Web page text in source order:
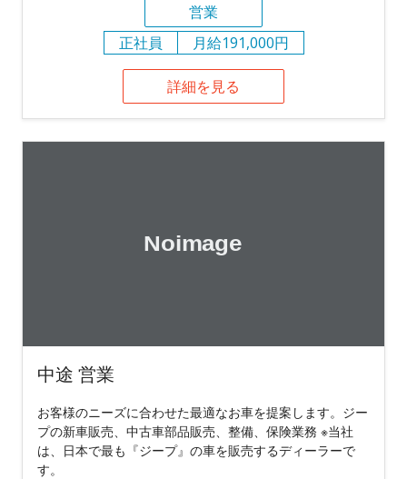
営業
正社員
月給191,000円
詳細を見る
中途 営業
お客様のニーズに合わせた最適なお車を提案します。ジー
プの新車販売、中古車部品販売、整備、保険業務 ※当社
は、日本で最も『ジープ』の車を販売するディーラーで
す。